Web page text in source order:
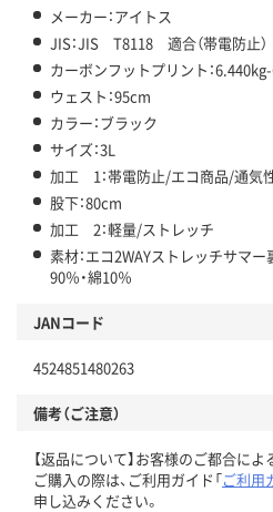
メーカー：アイトス
JIS：JIS T8118 適合（帯電防止）
カーボンフットプリント：
ウェスト：95cm
カラー：ブラック
サイズ：3L
加工 1：帯電防止/エコ商品/通気
股下：80cm
加工 2：軽量/ストレッチ
素材：エコ2WAYストレッチサ
90％・綿10％
JANコード
4524851480263
備考（ご注意）
【返品について】お客様のご都合に
ご購入の際は、ご利用ガイド「ご利用
申し込みください。